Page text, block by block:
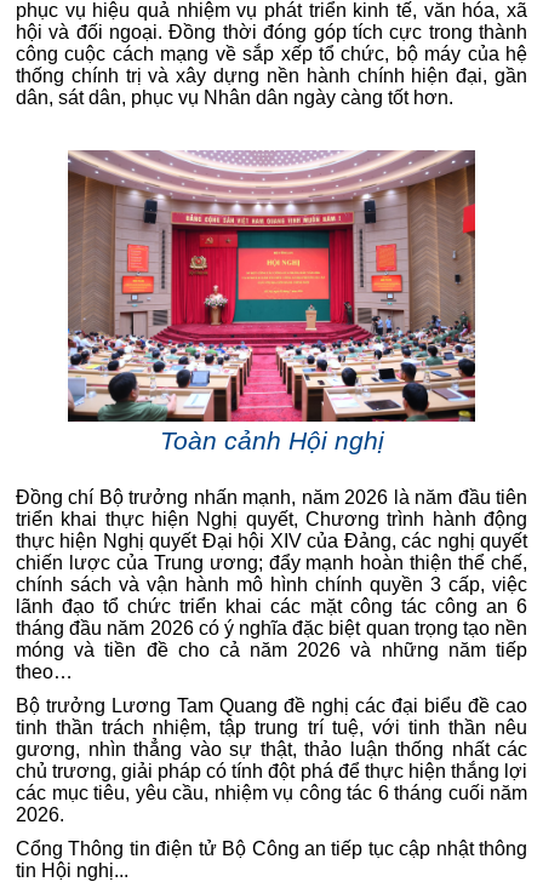
phục vụ hiệu quả nhiệm vụ phát triển kinh tế, văn hóa, xã
hội và đối ngoại. Đồng thời đóng góp tích cực trong thành
công cuộc cách mạng về sắp xếp tổ chức, bộ máy của hệ
thống chính trị và xây dựng nền hành chính hiện đại, gần
dân, sát dân, phục vụ Nhân dân ngày càng tốt hơn.
Toàn cảnh Hội nghị
Đồng chí Bộ trưởng nhấn mạnh, năm 2026 là năm đầu tiên
triển khai thực hiện Nghị quyết, Chương trình hành động
thực hiện Nghị quyết Đại hội XIV của Đảng, các nghị quyết
chiến lược của Trung ương; đẩy mạnh hoàn thiện thể chế,
chính sách và vận hành mô hình chính quyền 3 cấp, việc
lãnh đạo tổ chức triển khai các mặt công tác công an 6
tháng đầu năm 2026 có ý nghĩa đặc biệt quan trọng tạo nền
móng và tiền đề cho cả năm 2026 và những năm tiếp
theo…
Bộ trưởng Lương Tam Quang đề nghị các đại biểu đề cao
tinh thần trách nhiệm, tập trung trí tuệ, với tinh thần nêu
gương, nhìn thẳng vào sự thật, thảo luận thống nhất các
chủ trương, giải pháp có tính đột phá để thực hiện thắng lợi
các mục tiêu, yêu cầu, nhiệm vụ công tác 6 tháng cuối năm
2026.
Cổng Thông tin điện tử Bộ Công an tiếp tục cập nhật thông
tin Hội nghị...